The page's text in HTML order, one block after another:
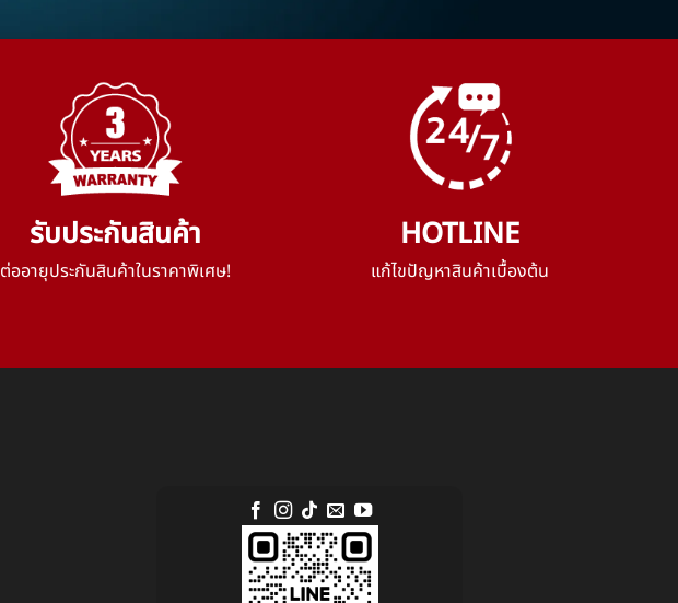
รับประกันสินค้า
ต่ออายุประกันสินค้าในราคาพิเศษ!
HOTLINE
แก้ไขปัญหาสินค้าเบื้องต้น